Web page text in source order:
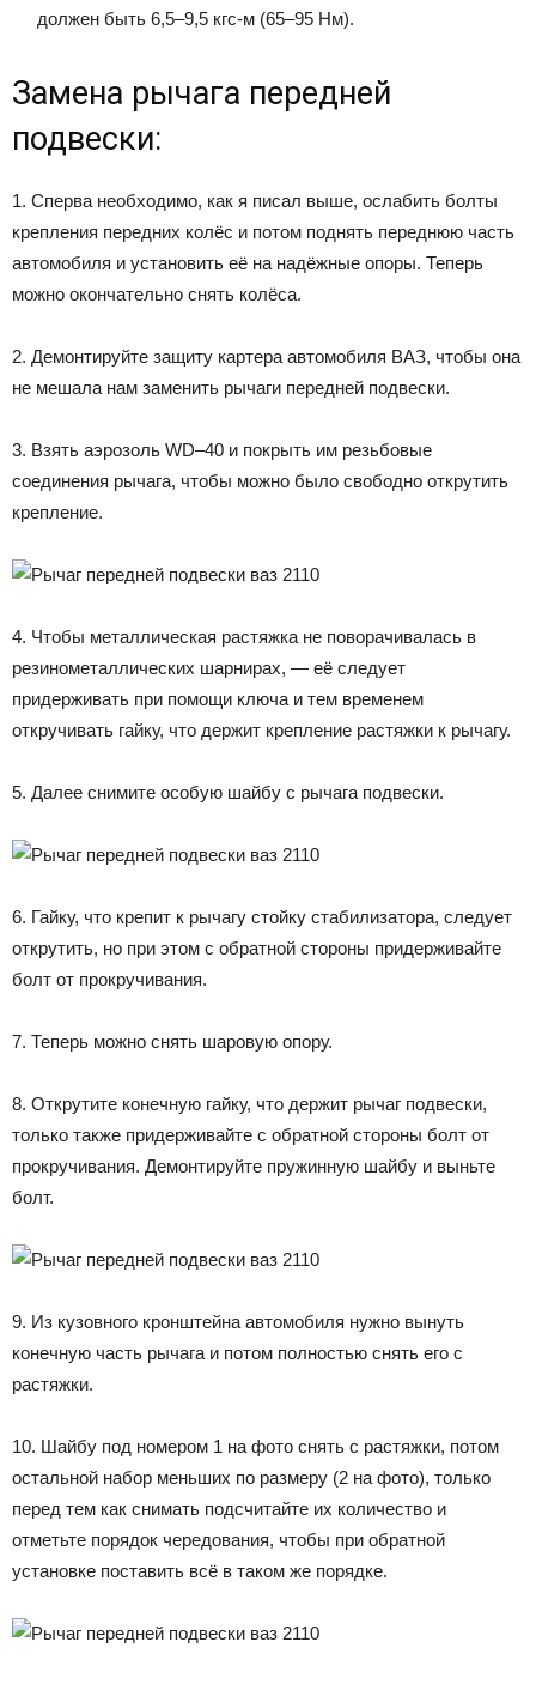
должен быть 6,5–9,5 кгс-м (65–95 Нм).
Замена рычага передней
подвески:
1. Сперва необходимо, как я писал выше, ослабить болты
крепления передних колёс и потом поднять переднюю часть
автомобиля и установить её на надёжные опоры. Теперь
можно окончательно снять колёса.
2. Демонтируйте защиту картера автомобиля ВАЗ, чтобы она
не мешала нам заменить рычаги передней подвески.
3. Взять аэрозоль WD–40 и покрыть им резьбовые
соединения рычага, чтобы можно было свободно открутить
крепление.
4. Чтобы металлическая растяжка не поворачивалась в
резинометаллических шарнирах, — её следует
придерживать при помощи ключа и тем временем
откручивать гайку, что держит крепление растяжки к рычагу.
5. Далее снимите особую шайбу с рычага подвески.
6. Гайку, что крепит к рычагу стойку стабилизатора, следует
открутить, но при этом с обратной стороны придерживайте
болт от прокручивания.
7. Теперь можно снять шаровую опору.
8. Открутите конечную гайку, что держит рычаг подвески,
только также придерживайте с обратной стороны болт от
прокручивания. Демонтируйте пружинную шайбу и выньте
болт.
9. Из кузовного кронштейна автомобиля нужно вынуть
конечную часть рычага и потом полностью снять его с
растяжки.
10. Шайбу под номером 1 на фото снять с растяжки, потом
остальной набор меньших по размеру (2 на фото), только
перед тем как снимать подсчитайте их количество и
отметьте порядок чередования, чтобы при обратной
установке поставить всё в таком же порядке.